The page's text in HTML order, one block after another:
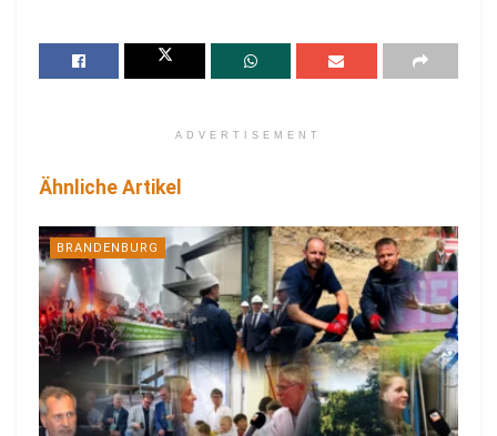
ADVERTISEMENT
Ähnliche Artikel
BRANDENBURG